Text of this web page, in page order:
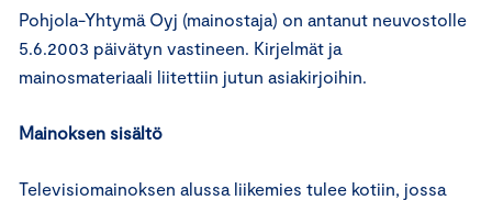
Pohjola-Yhtymä Oyj (mainostaja) on antanut neuvostolle
5.6.2003 päivätyn vastineen. Kirjelmät ja
mainosmateriaali liitettiin jutun asiakirjoihin.
Mainoksen sisältö
Televisiomainoksen alussa liikemies tulee kotiin, jossa